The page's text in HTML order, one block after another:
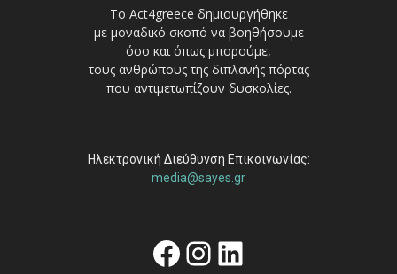
Το Act4greece δημιουργήθηκε
με μοναδικό σκοπό να βοηθήσουμε
όσο και όπως μπορούμε,
τους ανθρώπους της διπλανής πόρτας
που αντιμετωπίζουν δυσκολίες.
Ηλεκτρονική Διεύθυνση Επικοινωνίας:
media@sayes.gr
Facebook
Instagram
Linkedin